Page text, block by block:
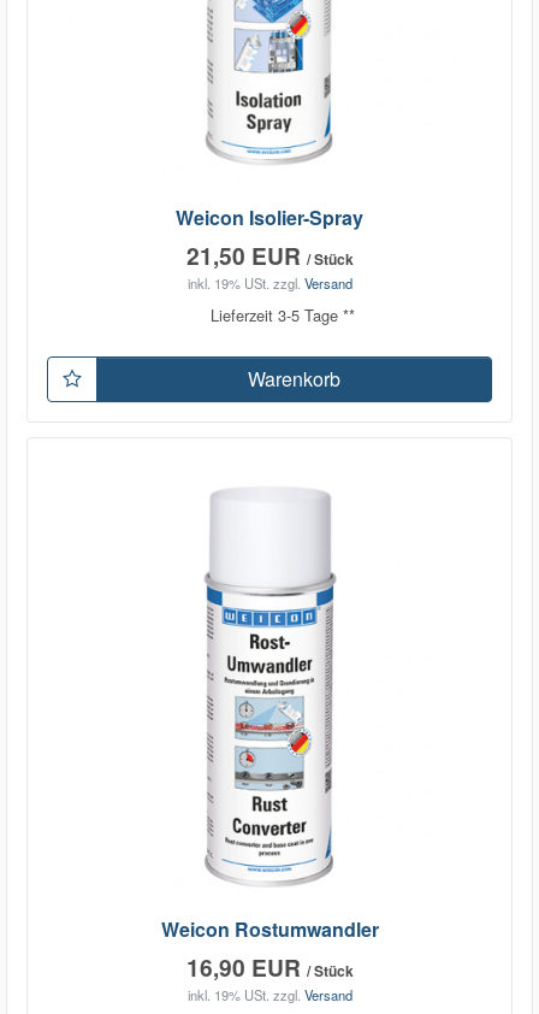
Weicon Isolier-Spray
21,50 EUR / Stück
inkl. 19% USt. zzgl. Versand
Lieferzeit 3-5 Tage **
Warenkorb
Weicon Rostumwandler
16,90 EUR / Stück
inkl. 19% USt. zzgl. Versand